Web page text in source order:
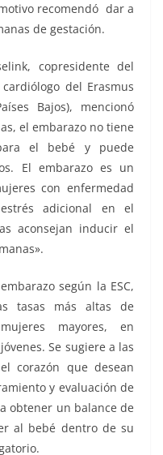
recomendó dar a
de gestación.
copresidente del
del Erasmus
Bajos), mencionó
el embarazo no tiene
el bebé y puede
El embarazo es un
con enfermedad
adicional en el
aconsejan inducir el
según la ESC,
tasas más altas de
mayores, en
Se sugiere a las
corazón que desean
y evaluación de
obtener un balance de
al bebé dentro de su